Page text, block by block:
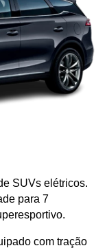
SUVs elétricos.
para 7
com tração